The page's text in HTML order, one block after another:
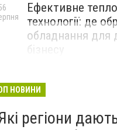
Ефективне тепло
технології: де
обладнання для
бізнесу
НОВИНИ
регіони